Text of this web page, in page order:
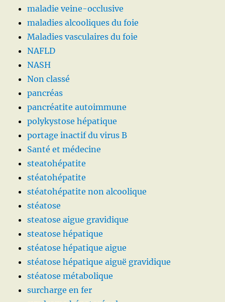
maladie veine-occlusive
maladies alcooliques du foie
Maladies vasculaires du foie
NAFLD
NASH
Non classé
pancréas
pancréatite autoimmune
polykystose hépatique
portage inactif du virus B
Santé et médecine
steatohépatite
stéatohépatite
stéatohépatite non alcoolique
stéatose
steatose aigue gravidique
steatose hépatique
stéatose hépatique aigue
stéatose hépatique aiguë gravidique
stéatose métabolique
surcharge en fer